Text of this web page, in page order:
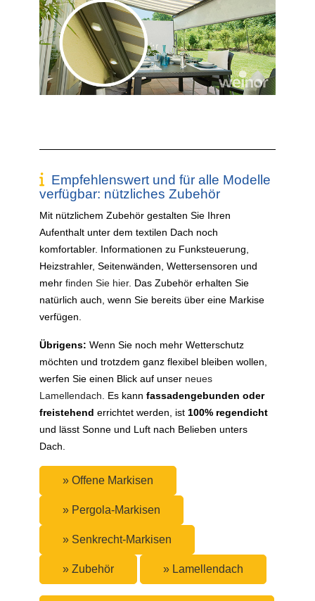
Empfehlenswert und für alle Modelle
verfügbar: nützliches Zubehör
Mit nützlichem Zubehör gestalten Sie Ihren
Aufenthalt unter dem textilen Dach noch
komfortabler. Informationen zu Funksteuerung,
Heizstrahler, Seitenwänden, Wettersensoren und
mehr finden Sie hier. Das Zubehör erhalten Sie
natürlich auch, wenn Sie bereits über eine Markise
verfügen.
Übrigens: Wenn Sie noch mehr Wetterschutz
möchten und trotzdem ganz flexibel bleiben wollen,
werfen Sie einen Blick auf unser neues
Lamellendach. Es kann fassadengebunden oder
freistehend errichtet werden, ist 100% regendicht
und lässt Sonne und Luft nach Belieben unters
Dach.
» Offene Markisen
» Pergola-Markisen
» Senkrecht-Markisen
» Zubehör » Lamellendach